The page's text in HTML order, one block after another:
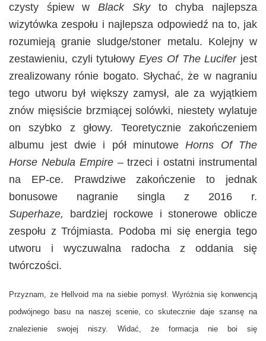
czysty śpiew wBlack Sky to chyba najlepsza
wizytówka zespołu i najlepsza odpowiedź na to, jak
rozumieją granie sludge/stoner metalu. Kolejny w
zestawieniu, czyli tytułowyEyes Of The Luciferjest
zrealizowany rónie bogato. Słychać, że w nagraniu
tego utworu był większy zamysł, ale za wyjątkiem
znów mięsiście brzmiącej solówki, niestety wylatuje
on szybko z głowy. Teoretycznie zakończeniem
albumu jest dwie i pół minutoweHorns Of The
Horse Nebula Empire –trzeci i ostatni instrumental
na EP-ce. Prawdziwe zakończenie to jednak
bonusowe nagranie singla z 2016 r.
Superhaze,
bardziej rockowe i stonerowe oblicze
zespołu z Trójmiasta. Podoba mi się energia tego
utworu i wyczuwalna radocha z oddania się
twórczości.
Przyznam, że Hellvoid ma na siebie pomysł. Wyróżnia się konwencją
podwójnego basu na naszej scenie, co skutecznie daje szansę na
znalezienie swojej niszy. Widać, że formacja nie boi się